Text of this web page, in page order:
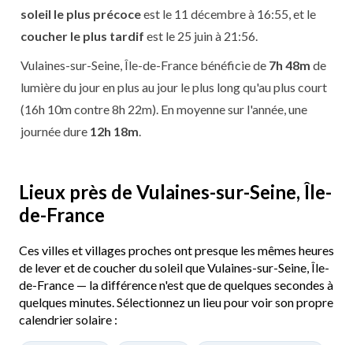
soleil le plus précoceest le 11 décembre à 16:55, et le
coucher le plus tardif est le 25 juin à 21:56.
Vulaines-sur-Seine, Île-de-France bénéficie de 7h 48m de
lumière du jour en plus au jour le plus long qu'au plus court
(16h 10m contre 8h 22m). En moyenne sur l'année, une
journée dure 12h 18m
Lieux près de Vulaines-sur-Seine, Île-
de-France
Ces villes et villages proches ont presque les mêmes heures
de lever et de coucher du soleil que Vulaines-sur-Seine, Île-
de-France — la différence n'est que de quelques secondes à
quelques minutes. Sélectionnez un lieu pour voir son propre
calendrier solaire :